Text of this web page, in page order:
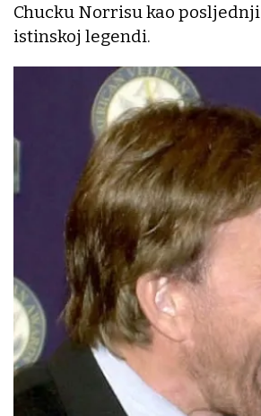
Chucku Norrisu kao
istinskoj legendi.